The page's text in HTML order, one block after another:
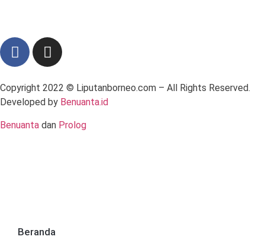
Copyright 2022 © Liputanborneo.com – All Rights Reserved.
Developed by Benuanta.id
Benuanta dan Prolog
Beranda